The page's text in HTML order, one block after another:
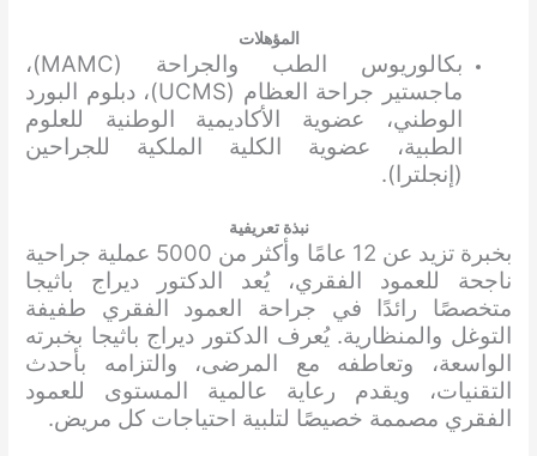
المؤهلات
بكالوريوس الطب والجراحة (MAMC)،
ماجستير جراحة العظام (UCMS)، دبلوم البورد
الوطني، عضوية الأكاديمية الوطنية للعلوم
الطبية، عضوية الكلية الملكية للجراحين
(إنجلترا).
نبذة تعريفية
بخبرة تزيد عن 12 عامًا وأكثر من 5000 عملية جراحية
ناجحة للعمود الفقري، يُعد الدكتور ديراج باثيجا
متخصصًا رائدًا في جراحة العمود الفقري طفيفة
التوغل والمنظارية. يُعرف الدكتور ديراج باثيجا بخبرته
الواسعة، وتعاطفه مع المرضى، والتزامه بأحدث
التقنيات، ويقدم رعاية عالمية المستوى للعمود
الفقري مصممة خصيصًا لتلبية احتياجات كل مريض.